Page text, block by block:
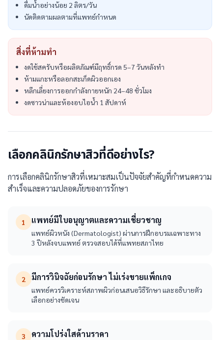
ดื่มน้ำอย่างน้อย 2 ลิตร/วัน
นัดติดตามผลตามที่แพทย์กำหนด
สิ่งที่ห้ามทำ
งดใช้สครับหรือผลิตภัณฑ์มีฤทธิ์กรด 5–7 วันหลังทำ
ห้ามแกะหรือลอกสะเก็ดผิวออกเอง
หลีกเลี่ยงการออกกำลังกายหนัก 24–48 ชั่วโมง
งดซาวน่าและห้องอบไอน้ำ 1 สัปดาห์
เลือกคลินิกรักษาสิวที่ดีอย่างไร?
การเลือกคลินิกรักษาสิวที่เหมาะสมเป็นปัจจัยสำคัญที่กำหนดความ
สำเร็จและความปลอดภัยของการรักษา
1 แพทย์มีใบอนุญาตและความเชี่ยวชาญ
แพทย์ผิวหนัง (Dermatologist) ผ่านการฝึกอบรมเฉพาะทาง
3 ปีหลังจบแพทย์ ตรวจสอบได้ที่แพทยสภาไทย
2 มีการวินิจฉัยก่อนรักษา ไม่เร่งขายแพ็กเกจ
แพทย์ควรวิเคราะห์สภาพผิวก่อนเสนอวิธีรักษา และอธิบายตัว
เลือกอย่างชัดเจน
3 ความโปร่งใสด้านราคา